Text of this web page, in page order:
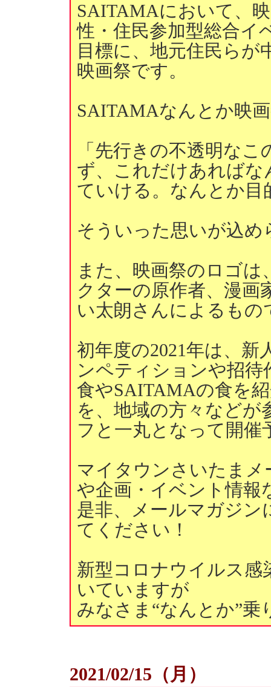
SAITAMAにおいて、
性・住民参加型総合イ
目標に、地元住民らが
映画祭です。
SAITAMAなんとか映
「先行きの不透明な
ず、これだけあれば
ていける。なんとか目
そういった思いが込め
また、映画祭のロゴは
クターの原作者、漫画
い太朗さんによるもの
初年度の2021年は、新
ンペティションや招待
食やSAITAMAの食を
を、地域の方々など
フと一丸となって開催
マイタウンさいたま
や企画・イベント情報
是非、メールマガジン
てください！
新型コロナウイルス感
いていますが
みなさま“なんとか”
2021/02/15（月）